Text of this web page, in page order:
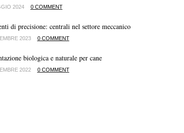
2024 0 COMMENT
di precisione: centrali nel settore meccanico
2023 0 COMMENT
biologica e naturale per cane
2022 0 COMMENT